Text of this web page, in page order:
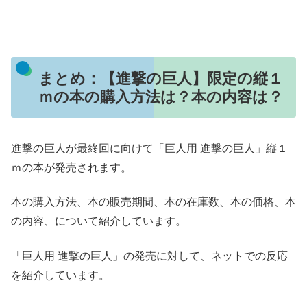
まとめ：【進撃の巨人】限定の縦１
ｍの本の購入方法は？本の内容は？
進撃の巨人が最終回に向けて「巨人用 進撃の巨人」縦１
ｍの本が発売されます。
本の購入方法、本の販売期間、本の在庫数、本の価格、本
の内容、について紹介しています。
「巨人用 進撃の巨人」の発売に対して、ネットでの反応
を紹介しています。